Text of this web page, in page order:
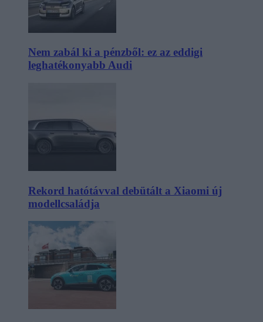
Nem zabál ki a pénzből: ez az eddigi
leghatékonyabb Audi
Rekord hatótávval debütált a Xiaomi új
modellcsaládja